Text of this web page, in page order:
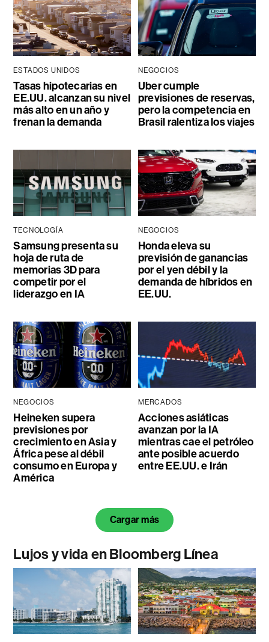
ESTADOS UNIDOS
Tasas hipotecarias en
EE.UU. alcanzan su nivel
más alto en un año y
frenan la demanda
NEGOCIOS
Uber cumple
previsiones de reservas,
pero la competencia en
Brasil ralentiza los viajes
TECNOLOGÍA
Samsung presenta su
hoja de ruta de
memorias 3D para
competir por el
liderazgo en IA
NEGOCIOS
Honda eleva su
previsión de ganancias
por el yen débil y la
demanda de híbridos en
EE.UU.
NEGOCIOS
Heineken supera
previsiones por
crecimiento en Asia y
África pese al débil
consumo en Europa y
América
MERCADOS
Acciones asiáticas
avanzan por la IA
mientras cae el petróleo
ante posible acuerdo
entre EE.UU. e Irán
Cargar más
Lujos y vida en Bloomberg Línea